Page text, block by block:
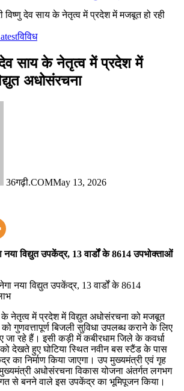
विष्णु देव साय के नेतृत्व में प्रदेश में मजबूत हो रही
विविध
देव साय के नेतृत्व में प्रदेश में
अधोसंरचना
36गढ़ी.COMMay 13, 2026
नया विद्युत उपकेंद्र, 13 वार्डों के 8614 उपभोक्ताओं
के नेतृत्व में प्रदेश में विद्युत अधोसंरचना को मजबूत
गुणवत्तापूर्ण बिजली सुविधा उपलब्ध कराने के लिए
जा रहे हैं। इसी कड़ी में कबीरधाम जिले के कवर्धा
को देखते हुए घोटिया स्थित नवीन बस स्टैंड के पास
का निर्माण किया जाएगा। उप मुख्यमंत्री एवं गृह
मुख्यमंत्री अधोसंरचना विकास योजना अंतर्गत लगभग
से बनने वाले इस उपकेंद्र का भूमिपूजन किया।